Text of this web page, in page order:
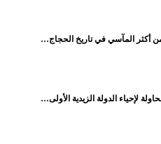
أكثر المآسي في تاريخ الحجاج…
لإحياء الدولة الزيدية الأولى…